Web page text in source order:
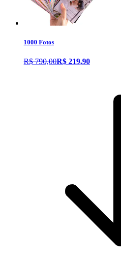
1000 Fotos
R$ 790,00R$ 219,90